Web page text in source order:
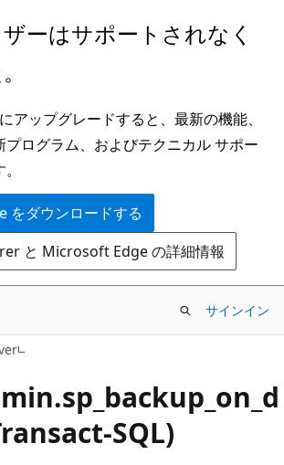
ーはサポートされなく
ップグレードすると、最新の機能、
プログラム、およびテクニカル サポー
をダウンロードする
と Microsoft Edge の詳細情報
サインイン
SQL)